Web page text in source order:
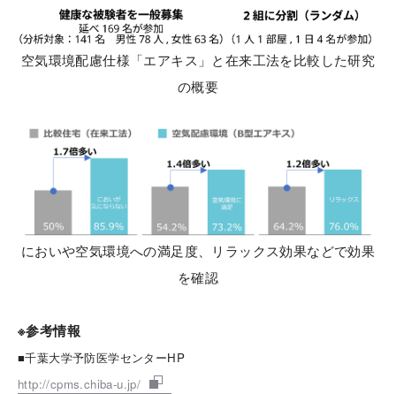
空気環境配慮仕様「エアキス」と在来工法を比較した研究
の概要
においや空気環境への満足度、リラックス効果などで効果
を確認
※参考情報
■千葉大学予防医学センターHP
http://cpms.chiba-u.jp/